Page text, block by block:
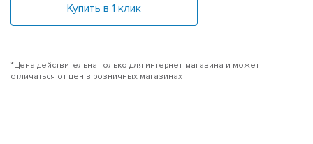
Купить в 1 клик
*Цена действительна только для интернет-магазина и может
отличаться от цен в розничных магазинах